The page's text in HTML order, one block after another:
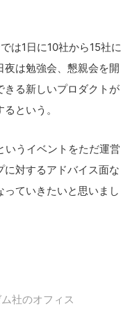
は1日に10社から15社に
は勉強会、懇親会を開
きる新しいプロダクトが
という。
うイベントをただ運営
対するアドバイス面な
ていきたいと思いまし
社のオフィス